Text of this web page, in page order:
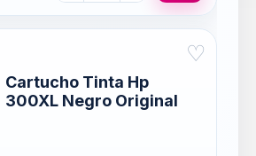
♡
Cartucho Tinta Hp
300XL Negro Original